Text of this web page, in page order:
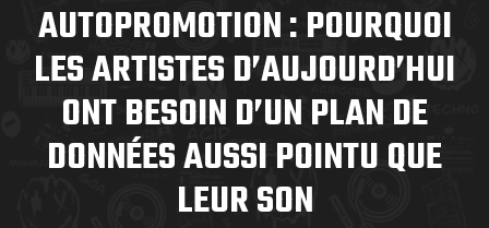
AUTOPROMOTION : POURQUOI
LES ARTISTES D’AUJOURD’HUI
ONT BESOIN D’UN PLAN DE
DONNÉES AUSSI POINTU QUE
LEUR SON